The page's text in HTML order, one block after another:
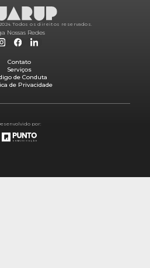
Todos os direitos reservados.
Nossas Redes
Contato
Serviços
de Conduta
de Privacidade
por: